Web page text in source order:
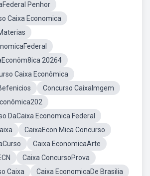
Penhor
Caixa Economica
20264
Caixa Econômica
Concurso CaixaImgem
DaCaixa Economica Federal
CaixaEcon Mica Concurso
Caixa EconomicaArte
Caixa ConcursoProva
Caixa
Caixa EconomicaDe Brasilia